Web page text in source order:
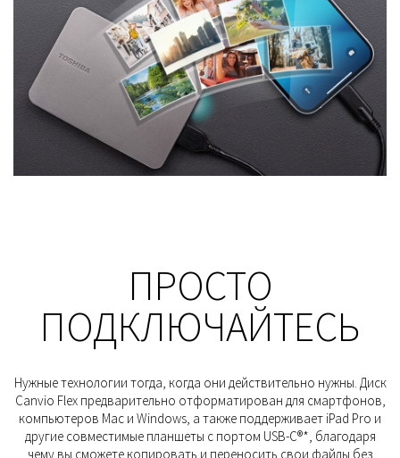
ПРОСТО
ПОДКЛЮЧАЙТЕСЬ
Нужные технологии тогда, когда они действительно нужны. Диск
Canvio Flex предварительно отформатирован для смартфонов,
компьютеров Mac и Windows, а также поддерживает iPad Pro и
другие совместимые планшеты с портом USB-C®*, благодаря
чему вы сможете копировать и переносить свои файлы без